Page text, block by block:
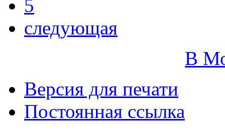
5
следующая
В
Версия для печати
Постоянная ссылка